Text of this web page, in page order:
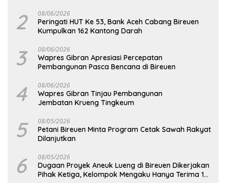
2 08/06/2026
Peringati HUT Ke 53, Bank Aceh Cabang Bireuen
Kumpulkan 162 Kantong Darah
3 08/06/2026
Wapres Gibran Apresiasi Percepatan
Pembangunan Pasca Bencana di Bireuen
4 08/06/2026
Wapres Gibran Tinjau Pembangunan
Jembatan Krueng Tingkeum
5 08/05/2026
Petani Bireuen Minta Program Cetak Sawah Rakyat
Dilanjutkan
6 08/05/2026
Dugaan Proyek Aneuk Lueng di Bireuen Dikerjakan
Pihak Ketiga, Kelompok Mengaku Hanya Terima 10